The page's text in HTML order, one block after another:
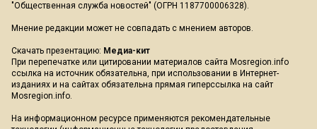
"Общественная служба новостей" (ОГРН 1187700006328).
Мнение редакции может не совпадать с мнением авторов.
Скачать презентацию: Медиа-кит
При перепечатке или цитировании материалов сайта Mosregion.info
ссылка на источник обязательна, при использовании в Интернет-
изданиях и на сайтах обязательна прямая гиперссылка на сайт
Mosregion.info.
На информационном ресурсе применяются рекомендательные